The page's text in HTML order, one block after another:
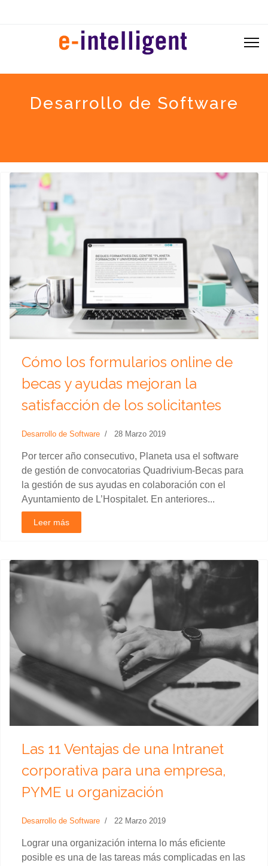
Desarrollo de Software
Cómo los formularios online de
becas y ayudas mejoran la
satisfacción de los solicitantes
Desarrollo de Software 28 Marzo 2019
Por tercer año consecutivo, Planeta usa el software
de gestión de convocatorias Quadrivium-Becas para
la gestión de sus ayudas en colaboración con el
Ayuntamiento de L’Hospitalet. En anteriores...
Leer más
Las 11 Ventajas de una Intranet
corporativa para una empresa,
PYME u organización
Desarrollo de Software 22 Marzo 2019
Lograr una organización interna lo más eficiente
posible es una de las tareas más complicadas en las